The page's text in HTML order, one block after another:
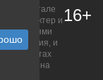
на портале
характер и
описания, и
на сайтах
право на
16+